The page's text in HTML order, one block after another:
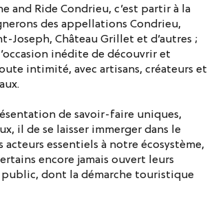
and Ride Condrieu, c’est partir à la
des appellations Condrieu,
Joseph, Château Grillet et d’autres ;
inédite de découvrir et
intimité, avec artisans, créateurs et
de savoir-faire uniques,
il de se laisser immerger dans le
essentiels à notre écosystème,
encore jamais ouvert leurs
dont la démarche touristique